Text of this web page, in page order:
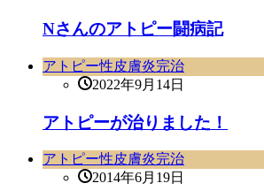
Nさんのアトピー闘病記
アトピー性皮膚炎完治
2022年9月14日
アトピーが治りました！
アトピー性皮膚炎完治
2014年6月19日